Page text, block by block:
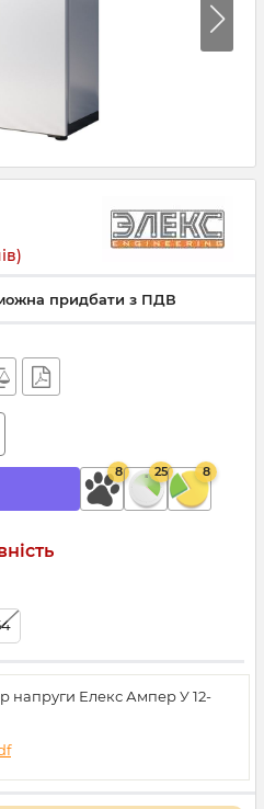
придбати з ПДВ
напруги Елекс Ампер У 12-
8 25 8